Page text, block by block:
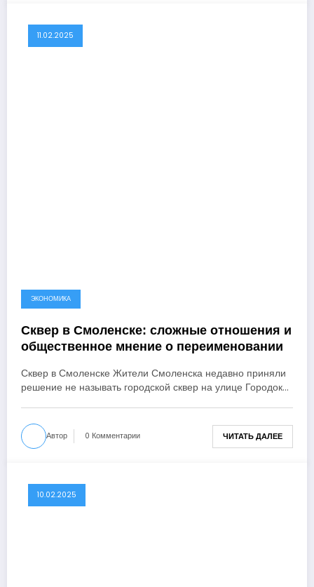
11.02.2025
ЭКОНОМИКА
Сквер в Смоленске: сложные отношения и
общественное мнение о переименовании
Сквер в Смоленске Жители Смоленска недавно приняли
решение не называть городской сквер на улице Городок…
Автор 0 Комментарии ЧИТАТЬ ДАЛЕЕ
10.02.2025